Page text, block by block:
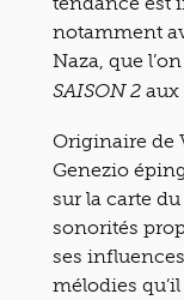
notamment
Naza, que
SAISON 2 aux
Originaire de
Genezio
sur la carte
sonorités
ses
mélodies